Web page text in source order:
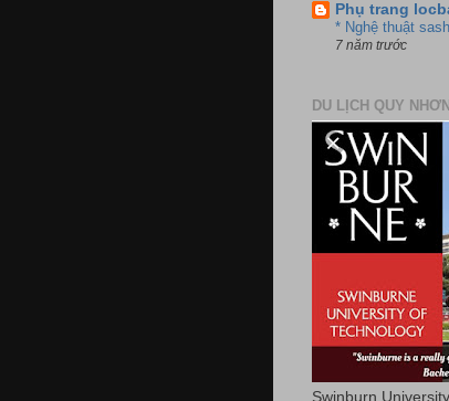
Phụ trang
* Nghệ thuật
7 năm trước
DU LỊCH QUY
Swinburn